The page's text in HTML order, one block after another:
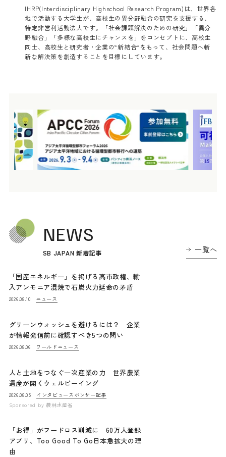
IHRP(Interdisciplinary Highschool Research Program)は、世界各
地で活動する大学生が、高校生の異分野融合の研究を支援する、
特定非営利活動法人です。「社会課題解決のための研究」「異分
野融合」「多様な高校生にチャンスを」をコンセプトに、高校生
同士、高校生と研究者・企業の“新結合“をもって、社会問題へ斬
新な解決策を創造することを目標にしています。
NEWS
SB JAPAN 新着記事 一覧へ
「国産エネルギー」を掲げる高市政権、輸
入アンモニア混焼で石炭火力延命の矛盾
2026.08.10 ニュース
グリーンウォッシュを避けるには？ 企業
が情報発信前に確認すべき5つの問い
2026.08.06 ワールドニュース
人と土地をつなぐ一次産業の力 世界農業
遺産が開くウェルビーイング
2026.08.05 インタビュー スポンサー記事
Sponsored by 農林水産省
「お得」がフードロス削減に 60万人登録
アプリ、Too Good To Go日本急拡大の理
由